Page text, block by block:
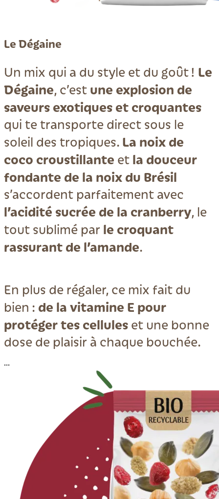
Le Dégaine
Un mix qui a du style et du goût ! Le
Dégaine, c’est une explosion de
saveurs exotiques et croquantes
qui te transporte direct sous le
soleil des tropiques. La noix de
coco croustillante et la douceur
fondante de la noix du Brésil
s’accordent parfaitement avec
l’acidité sucrée de la cranberry, le
tout sublimé par le croquant
rassurant de l’amande.
En plus de régaler, ce mix fait du
bien : de la vitamine E pour
protéger tes cellules et une bonne
dose de plaisir à chaque bouchée.
...